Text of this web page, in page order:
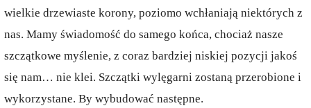
wielkie drzewiaste korony, poziomo wchłaniają niektórych z
nas. Mamy świadomość do samego końca, chociaż nasze
szczątkowe myślenie, z coraz bardziej niskiej pozycji jakoś
się nam… nie klei. Szczątki wylęgarni zostaną przerobione i
wykorzystane. By wybudować następne.